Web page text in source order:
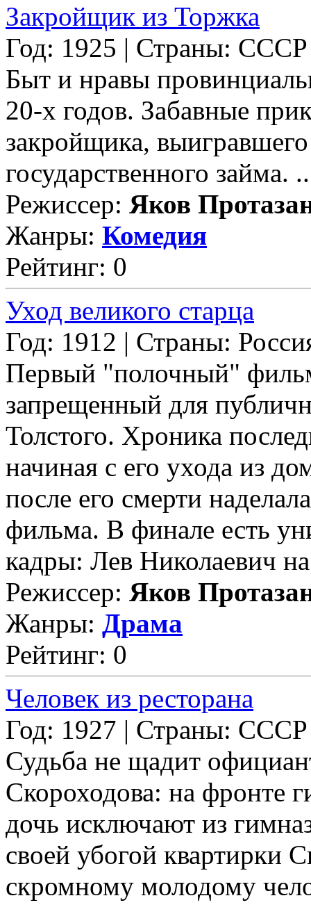
Закройщик из Торжка
Год: 1925 | Страны: СССР
Быт и нравы
20-х годов. Забавные
закройщика,
государственного займа.
Режиссер: Яков
Жанры: Комедия
Рейтинг: 0
Уход великого старца
Год: 1912 | Страны:
Первый "полочный"
запрещенный для
Толстого. Хроника
начиная с его ухода из
после его смерти
фильма. В финале есть
кадры: Лев Николаевич
Режиссер: Яков
Жанры: Драма
Рейтинг: 0
Человек из ресторана
Год: 1927 | Страны: СССР
Судьба не щадит
Скороходова: на фронте
дочь исключают из
своей убогой квартирки
скромному молодому